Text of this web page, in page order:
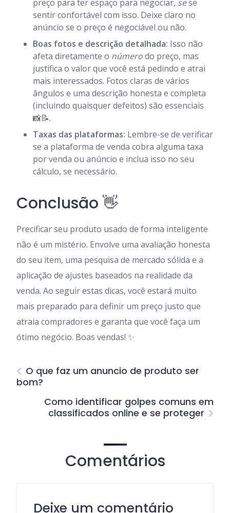
preço para ter espaço para negociar, sese
sentir confortável com isso. Deixe claro no
anúncio se o preço é negociável ou não.
Boas fotos e descrição detalhada: Isso não
afeta diretamente o númerodo preço, mas
justifica o valor que você está pedindo e atrai
mais interessados. Fotos claras de vários
ângulos e uma descrição honesta e completa
(incluindo quaisquer defeitos) são essenciais
📸📝.
Taxas das plataformas: Lembre-se de verificar
se a plataforma de venda cobra alguma taxa
por venda ou anúncio e inclua isso no seu
cálculo, se necessário.
Conclusão 👋
Precificar seu produto usado de forma inteligente
não é um mistério. Envolve uma avaliação honesta
do seu item, uma pesquisa de mercado sólida e a
aplicação de ajustes baseados na realidade da
venda. Ao seguir estas dicas, você estará muito
mais preparado para definir um preço justo que
atraia compradores e garanta que você faça um
ótimo negócio. Boas vendas! ✨
O que faz um anuncio de produto ser
bom?
Como identificar golpes comuns em
classificados online e se proteger
Comentários
Deixe um comentário